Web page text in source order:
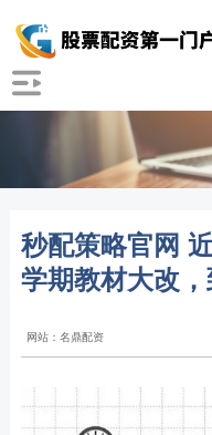
秒配策略官网
学期教材大改
网站：名鼎配资